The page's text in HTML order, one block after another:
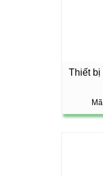
Thiết bị